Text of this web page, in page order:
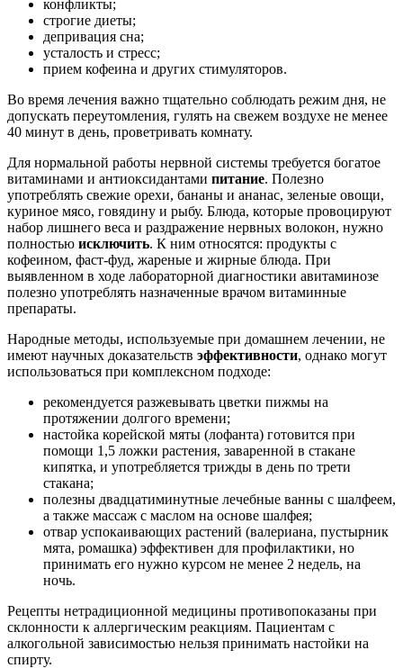
конфликты;
строгие диеты;
депривация сна;
усталость и стресс;
прием кофеина и других стимуляторов.
Во время лечения важно тщательно соблюдать режим дня, не
допускать переутомления, гулять на свежем воздухе не менее
40 минут в день, проветривать комнату.
Для нормальной работы нервной системы требуется богатое
витаминами и антиоксидантами питание. Полезно
употреблять свежие орехи, бананы и ананас, зеленые овощи,
куриное мясо, говядину и рыбу. Блюда, которые провоцируют
набор лишнего веса и раздражение нервных волокон, нужно
полностью исключить. К ним относятся: продукты с
кофеином, фаст-фуд, жареные и жирные блюда. При
выявленном в ходе лабораторной диагностики авитаминозе
полезно употреблять назначенные врачом витаминные
препараты.
Народные методы, используемые при домашнем лечении, не
имеют научных доказательств эффективности, однако могут
использоваться при комплексном подходе:
рекомендуется разжевывать цветки пижмы на
протяжении долгого времени;
настойка корейской мяты (лофанта) готовится при
помощи 1,5 ложки растения, заваренной в стакане
кипятка, и употребляется трижды в день по трети
стакана;
полезны двадцатиминутные лечебные ванны с шалфеем,
а также массаж с маслом на основе шалфея;
отвар успокаивающих растений (валериана, пустырник
мята, ромашка) эффективен для профилактики, но
принимать его нужно курсом не менее 2 недель, на
ночь.
Рецепты нетрадиционной медицины противопоказаны при
склонности к аллергическим реакциям. Пациентам с
алкогольной зависимостью нельзя принимать настойки на
спирту.